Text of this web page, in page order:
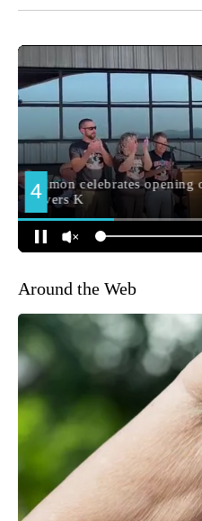
Around the Web